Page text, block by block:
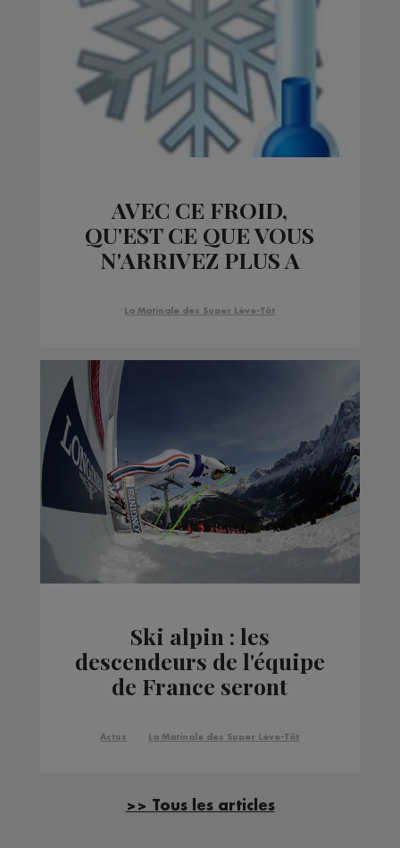
AVEC CE FROID,
QU'EST CE QUE VOUS
N'ARRIVEZ PLUS A
La Matinale des Super Lève-Tôt
Ski alpin : les
descendeurs de l'équipe
de France seront
Actus La Matinale des Super Lève-Tôt
>> Tous les articles